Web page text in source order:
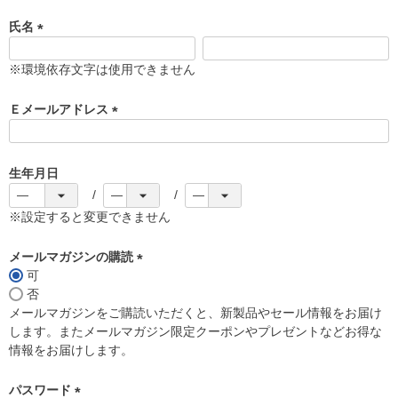
氏名
必
)
※環境依存文字は使用できません
Ｅメールアドレス
)
生年月日
※設定すると変更できません
メールマガジンの購読
須
)
可
否
メールマガジンをご購読いただくと、新製品やセール情報をお届け
します。またメールマガジン限定クーポンやプレゼントなどお得な
情報をお届けします。
パスワード